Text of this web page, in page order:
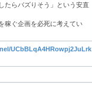
たらバズりそう」という安直
稼ぐ企画を必死に考えてい
UCbBLqA4HRowpj2JuLrk